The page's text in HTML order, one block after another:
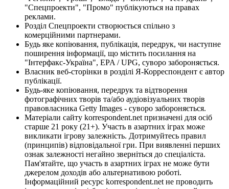
"Спецпроекти", "Промо" публікуються на правах
реклами.
Розділ Спецпроекти створюється спільно з
комерційними партнерами.
Будь яке копіювання, публікація, передрук, чи наступне
поширення інформації, що містить посилання на
"Інтерфакс-Україна", EPA / UPG, суворо забороняється.
Власник веб-сторінки в розділі Я-Корреспондент є автор
публікації.
Будь-яке копіювання, передрук та відтворення
фотографічних творів та/або аудіовізуальних творів
правовласника Getty Images - суворо забороняється.
Матеріали сайту korrespondent.net призначені для осіб
старше 21 року (21+). Участь в азартних іграх може
викликати ігрову залежність. Дотримуйтесь правил
(принципів) відповідальної гри. При виявленні перших
ознак залежності негайно зверніться до спеціаліста.
Пам'ятайте, що участь в азартних іграх не може бути
джерелом доходів або альтернативою роботі.
Інформаційний ресурс korrespondent.net не проводить